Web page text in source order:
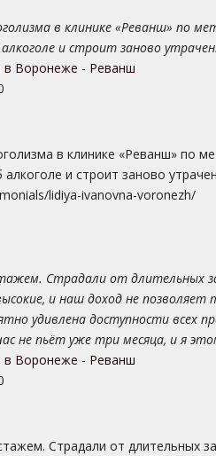
в клинике «Реванш» по
и строит заново
в Воронеже - Реванш
в клинике «Реванш» по
и строит заново
lidiya-ivanovna-voronezh/
Страдали от длительных
и наш доход не
удивлена доступности всех
не пьёт уже три месяца, и я
в Воронеже - Реванш
Страдали от длительных